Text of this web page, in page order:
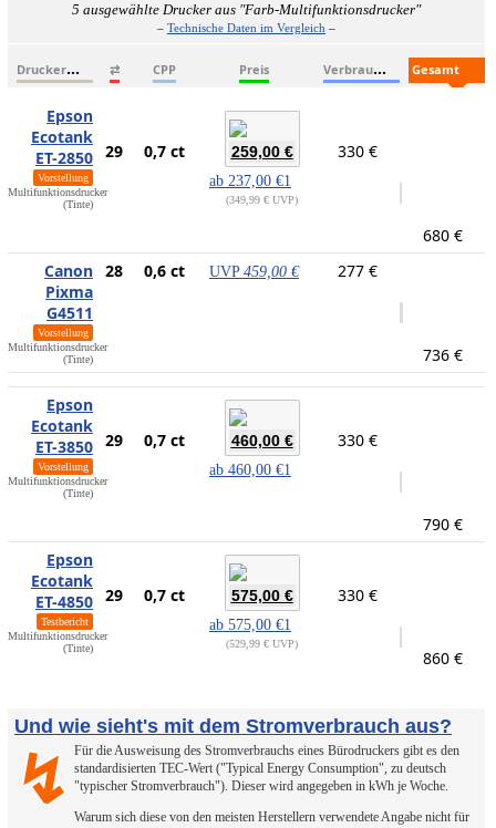
5 ausgewählte Drucker aus "Farb-Multifunktionsdrucker"
– Technische Daten im Vergleich –
D
ruckername ⇄ CPP Preis V
erbrauchsmaterialien
Epson
Ecotank
ET-2850
Vorstellung
Multifunktionsdrucker
(Tinte)
29 0,7 ct 259,00 €
ab 237,00 €1
349,99 € UVP
330 €
680 €
Canon
Pixma
G4511
Vorstellung
Multifunktionsdrucker
(Tinte)
28 0,6 ct UVP 459,00 € 277 €
736 €
Epson
Ecotank
ET-3850
Vorstellung
Multifunktionsdrucker
(Tinte)
29 0,7 ct 460,00 €
ab 460,00 €1
330 €
790 €
Epson
Ecotank
ET-4850
Testbericht
Multifunktionsdrucker
(Tinte)
29 0,7 ct 575,00 €
ab 575,00 €1
529,99 € UVP
330 €
860 €
Und wie sieht's mit dem Stromverbrauch aus?
↯
Für die Ausweisung des Stromverbrauchs eines Bürodruckers gibt es den
standardisierten TEC-Wert ("Typical Energy Consumption", zu deutsch
"typischer Stromverbrauch"). Dieser wird angegeben in kWh je Woche.
Warum sich diese von den meisten Herstellern verwendete Angabe nicht für